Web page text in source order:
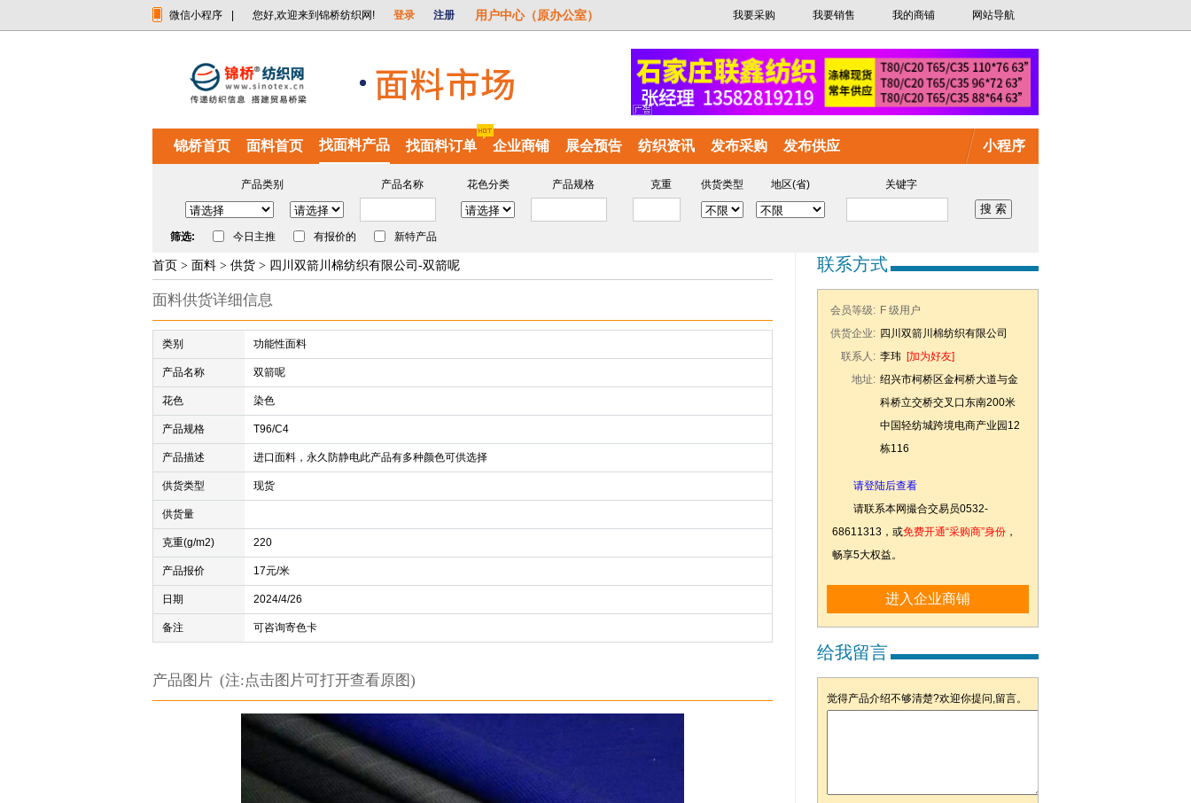
微信小程序 您好,欢迎来到锦桥纺织网! 登录 注册 用户中心（原办公室） 我要采购 我要销售 我的商铺 网站导航
锦桥首页 面料首页 找面料产品 找面料订单 企业商铺 展会预告 纺织资讯 发布采购 发布供应 小程序
产品类别 产品名称 花色分类 产品规格 克重 供货类型 地区(省) 关键字
筛选: 今日主推 有报价的 新特产品
首页 > 面料 > 供货 > 四川双箭川棉纺织有限公司-双箭呢
面料供货详细信息
类别 功能性面料
产品名称 双箭呢
花色 染色
产品规格 T96/C4
产品描述 进口面料，永久防静电此产品有多种颜色可供选择
供货类型 现货
供货量
克重(g/m2) 220
产品报价 17元/米
日期 2024/4/26
备注 可咨询寄色卡
产品图片 (注:点击图片可打开查看原图)
联系方式
会员等级: F 级用户
供货企业: 四川双箭川棉纺织有限公司
联系人: 李玮 [加为好友]
地址: 绍兴市柯桥区金柯桥大道与金
科桥立交桥交叉口东南200米
中国轻纺城跨境电商产业园12
栋116
请登陆后查看
请联系本网撮合交易员0532-
68611313，或免费开通“采购商”身份 ，
畅享5大权益。
进入企业商铺
给我留言
觉得产品介绍不够清楚?欢迎你提问,留言。